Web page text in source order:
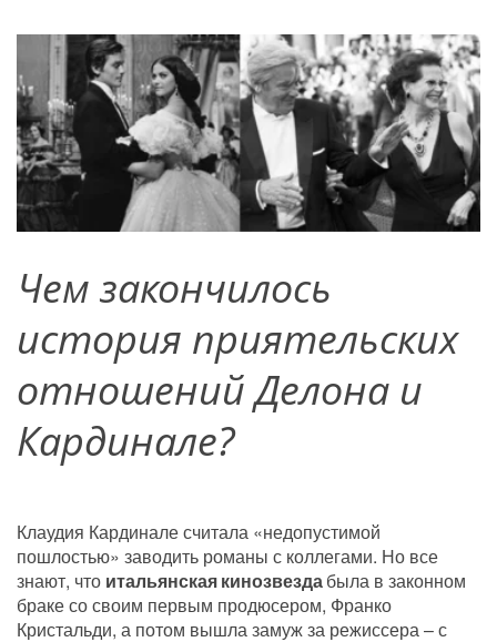
Чем закончилось
история приятельских
отношений Делона и
Кардинале?
Клаудия Кардинале считала «недопустимой
пошлостью» заводить романы с коллегами. Но все
знают, что итальянскаякинозвезда была в законном
браке со своим первым продюсером, Франко
Кристальди, а потом вышла замуж за режиссера – с